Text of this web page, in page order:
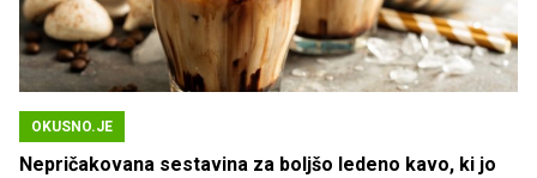
OKUSNO.JE
Nepričakovana sestavina za boljšo ledeno kavo, ki jo